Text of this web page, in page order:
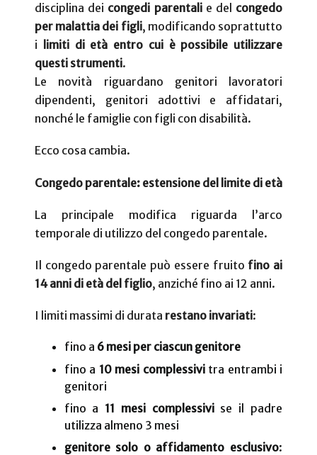
disciplina dei congedi parentalie del congedo
per malattia dei figli, modificando soprattutto
i
limiti di età entro cui è possibile utilizzare
questi strumenti.
Le novità riguardano genitori lavoratori
dipendenti, genitori adottivi e affidatari,
nonché le famiglie con figli con disabilità.
Ecco cosa cambia.
Congedo parentale: estensione del limite di età
La principale modifica riguarda l’arco
temporale di utilizzo del congedo parentale.
Il congedo parentale può essere fruito fino ai
14 anni di età del figlio, anziché fino ai 12 anni.
I limiti massimi di durata restano invariati:
fino a 6 mesi per ciascun genitore
fino a 10 mesi complessivitra entrambi i
genitori
fino a 11 mesi complessivise il padre
utilizza almeno 3 mesi
genitore solo o affidamento esclusivo: